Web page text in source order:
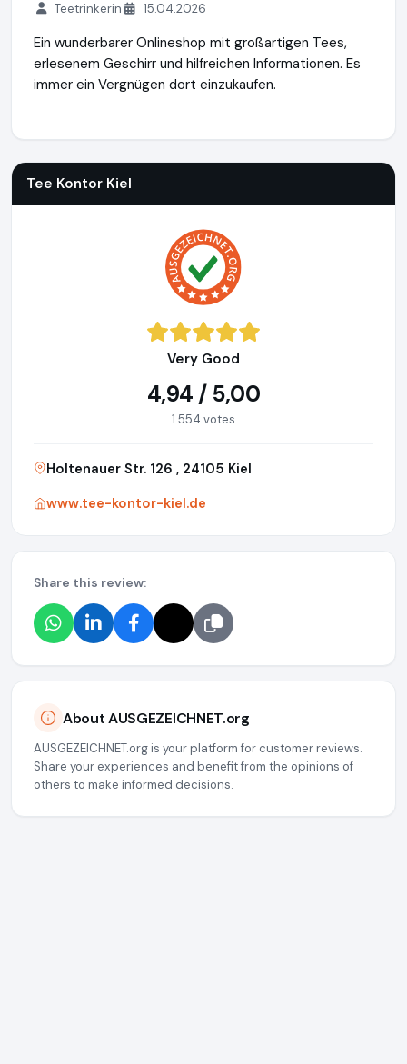
Teetrinkerin 15.04.2026
Ein wunderbarer Onlineshop mit großartigen Tees,
erlesenem Geschirr und hilfreichen Informationen. Es
immer ein Vergnügen dort einzukaufen.
Tee Kontor Kiel
Very Good
4,94 / 5,00
1.554 votes
Holtenauer Str. 126 , 24105 Kiel
www.tee-kontor-kiel.de
Share this review:
About AUSGEZEICHNET.org
AUSGEZEICHNET.org is your platform for customer reviews.
Share your experiences and benefit from the opinions of
others to make informed decisions.